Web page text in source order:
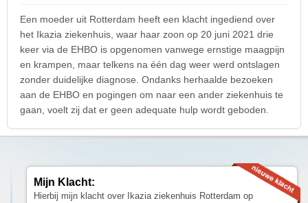
Een moeder uit Rotterdam heeft een klacht ingediend over
het Ikazia ziekenhuis, waar haar zoon op 20 juni 2021 drie
keer via de EHBO is opgenomen vanwege ernstige maagpijn
en krampen, maar telkens na één dag weer werd ontslagen
zonder duidelijke diagnose. Ondanks herhaalde bezoeken
aan de EHBO en pogingen om naar een ander ziekenhuis te
gaan, voelt zij dat er geen adequate hulp wordt geboden.
Mijn Klacht:
Hierbij mijn klacht over Ikazia ziekenhuis Rotterdam op